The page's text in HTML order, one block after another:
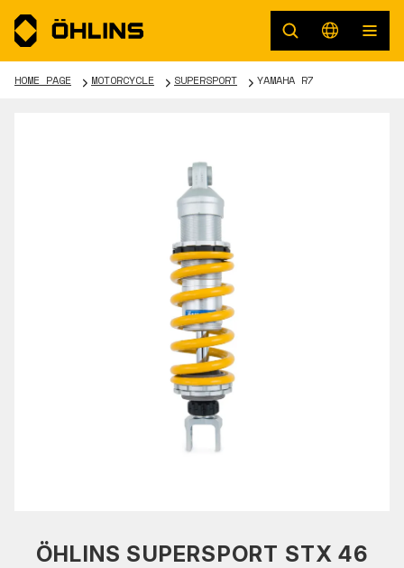
HOME PAGE MOTORCYCLE SUPERSPORT YAMAHA R7
ÖHLINS SUPERSPORT STX 46